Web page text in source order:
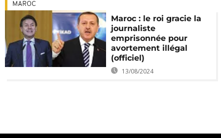
MAROC
Maroc : le roi gracie la
journaliste
emprisonnée pour
avortement illégal
(officiel)
13/08/2024